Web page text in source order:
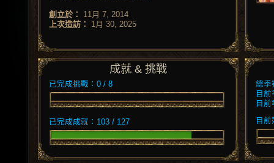
創立於：
11月 7, 2014
上次造訪：
1月 30, 2025
成就 & 挑戰
已完成挑戰：0 / 8
已完成成就：103 / 127
總季
目
目
目